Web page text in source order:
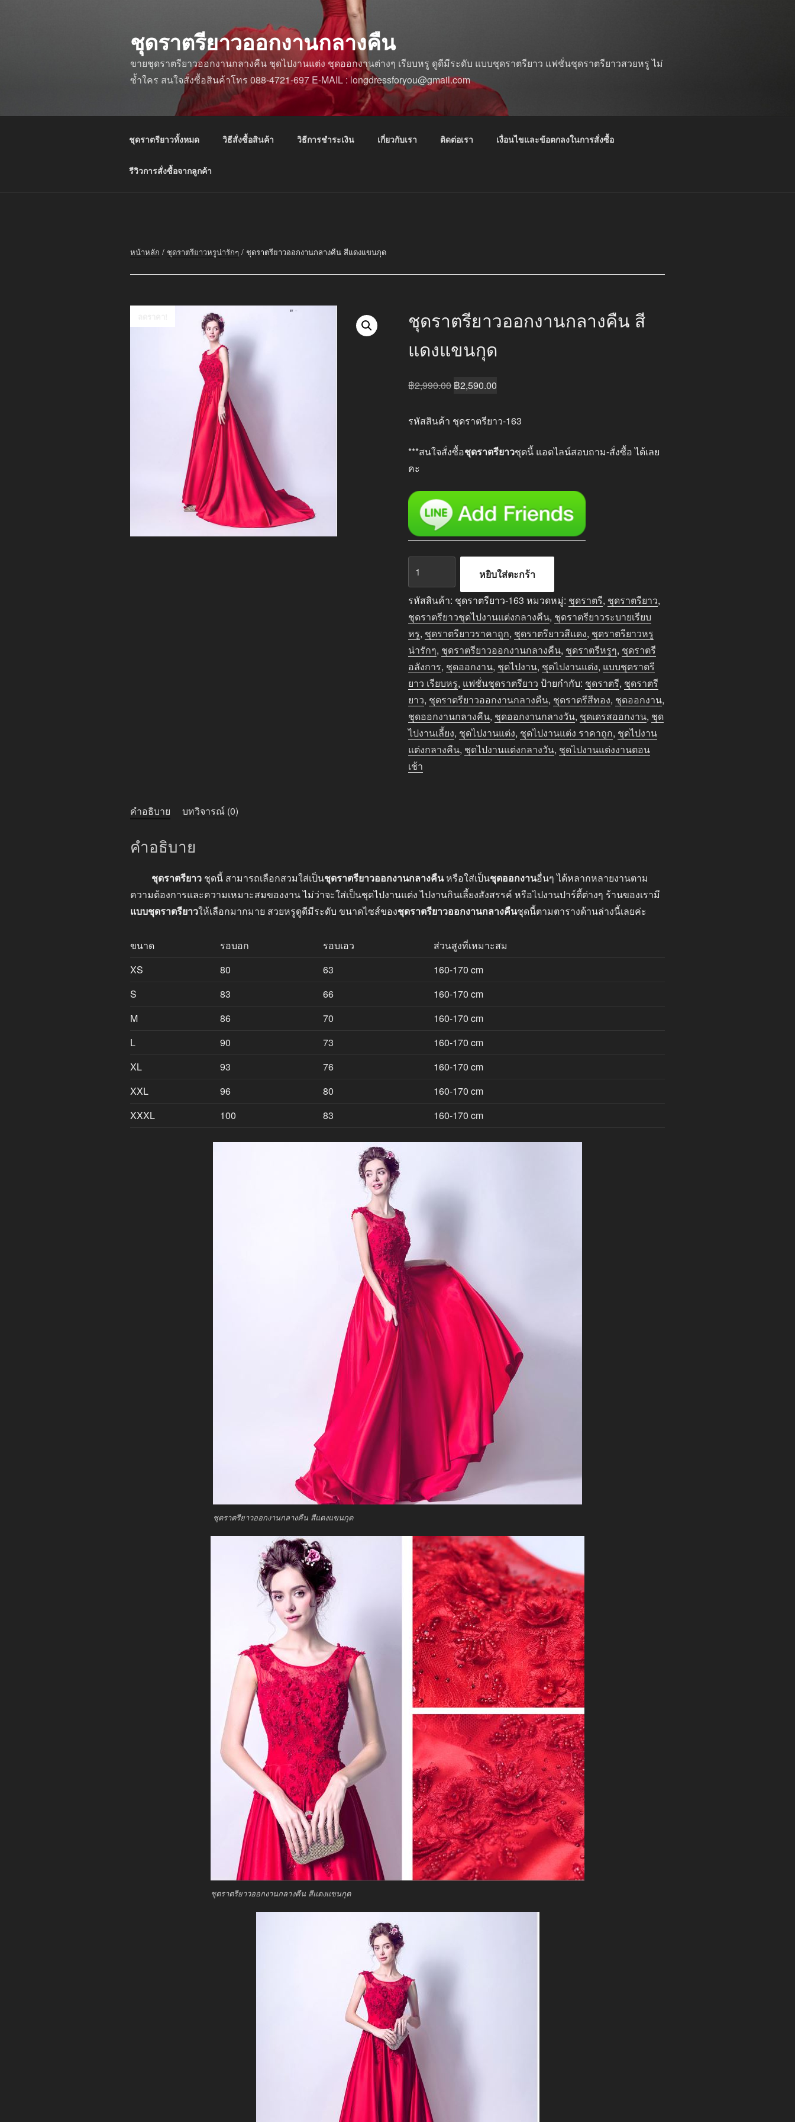
ชุดราตรียาวออกงานกลางคืน
ขายชุดราตรียาวออกงานกลางคืน ชุดไปงานแต่ง ชุดออกงานต่างๆ เรียบหรู ดูดีมีระดับ แบบชุดราตรียาว แฟชั่นชุดราตรียาวสวยหรู ไม่
ซ้ำใคร สนใจสั่งซื้อสินค้าโทร 088-4721-697 E-MAIL : longdressforyou@gmail.com
ชุดราตรียาวทั้งหมด วิธีสั่งซื้อสินค้า วิธีการชำระเงิน เกี่ยวกับเรา ติดต่อเรา เงื่อนไขและข้อตกลงในการสั่งซื้อ
รีวิวการสั่งซื้อจากลูกค้า
หน้าหลัก / ชุดราตรียาวหรูน่ารักๆ / ชุดราตรียาวออกงานกลางคืน สีแดงแขนกุด
ชุดราตรียาวออกงานกลางคืน สี
แดงแขนกุด
฿2,990.00 Original
was:
฿2,590.00
is:
รหัสสินค้า ชุดราตรียาว-163
***สนใจสั่งซื้อชุดราตรียาวชุดนี้ แอดไลน์สอบถาม-สั่งซื้อ ได้เลย
คะ
ชุด
ราตรี
ยาว
ออกงาน
กลาง
คืน
สี
แดง
แขน
กุด
ชิ้น
หยิบใส่ตะกร้า
รหัสสินค้า: ชุดราตรียาว-163 หมวดหมู่: ชุดราตรี, ชุดราตรียาว,
ชุดราตรียาวชุดไปงานแต่งกลางคืน, ชุดราตรียาวระบายเรียบ
หรู, ชุดราตรียาวราคาถูก, ชุดราตรียาวสีแดง, ชุดราตรียาวหรู
น่ารักๆ, ชุดราตรียาวออกงานกลางคืน, ชุดราตรีหรูๆ, ชุดราตรี
อลังการ, ชุดออกงาน, ชุดไปงาน, ชุดไปงานแต่ง, แบบชุดราตรี
ยาว เรียบหรู, แฟชั่นชุดราตรียาว ป้ายกำกับ: ชุดราตรี, ชุดราตรี
ยาว, ชุดราตรียาวออกงานกลางคืน, ชุดราตรีสีทอง, ชุดออกงาน,
ชุดออกงานกลางคืน, ชุดออกงานกลางวัน, ชุดเดรสออกงาน, ชุด
ไปงานเลี้ยง, ชุดไปงานแต่ง, ชุดไปงานแต่ง ราคาถูก, ชุดไปงาน
แต่งกลางคืน, ชุดไปงานแต่งกลางวัน, ชุดไปงานแต่งงานตอน
เช้า
คำอธิบาย บทวิจารณ์ (0)
คำอธิบาย
ชุดราตรียาว ชุดนี้ สามารถเลือกสวมใส่เป็นชุดราตรียาวออกงานกลางคืนหรือใส่เป็นชุดออกงานอื่นๆ ได้หลากหลายงานตาม
ความต้องการและความเหมาะสมของงาน ไม่ว่าจะใส่เป็นชุดไปงานแต่ง ไปงานกินเลี้ยงสังสรรค์ หรือไปงานปาร์ตี้ต่างๆ ร้านของเรามี
แบบชุดราตรียาวให้เลือกมากมาย สวยหรูดูดีมีระดับ ขนาดไซส์ของชุดราตรียาวออกงานกลางคืนชุดนี้ตามตารางด้านล่างนี้เลยค่ะ
ขนาด รอบอก รอบเอว
ส่วนสูงที่เหมาะสม
XS
80 63
160-170 cm
S
83 66
160-170 cm
M
86 70
160-170 cm
L
90 73
160-170 cm
XL
93 76
160-170 cm
XXL
96 80
160-170 cm
XXXL
100 83 160-170 cm
ชุดราตรียาวออกงานกลางคืน สีแดงแขนกุด
ชุดราตรียาวออกงานกลางคืน สีแดงแขนกุด